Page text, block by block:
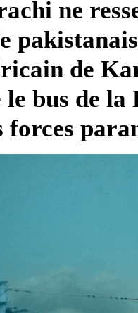
ne
de
bus de